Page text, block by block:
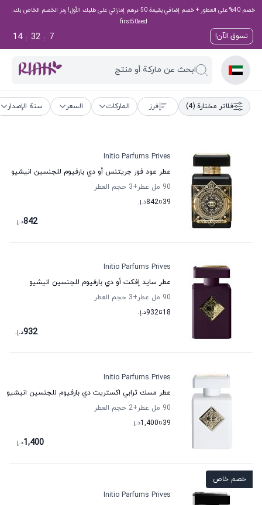
خصم 40% على العطور + خصم إضافي بقيمة 50 درهم إماراتي على طلبك الأول! رمز الخصم الخاص بك:
first50aed
تسوق الآن! 6
:
32
:
14
ابحث عن ماركة أو منتج
فلاتر مختارة (4) فرز الماركات السعر سنة الإصدار
Initio Parfums Prives
عطر عود فور جريتنس أو دي بارفيوم للجنسين انيشيو
90 مل عطر
+3
حجم العطر
39تا842د.إ.
842د.إ.
Initio Parfums Prives
عطر سايد إفكت أو دي بارفيوم للجنسين انيشيو
90 مل عطر
+3
حجم العطر
18تا932د.إ.
932د.إ.
Initio Parfums Prives
عطر مسك ثرابي اكستريت دي بارفيوم للجنسين انيشيو
90 مل عطر
+2
حجم العطر
39تا1,400د.إ.
1,400د.إ.
خصم خاص
Initio Parfums Prives